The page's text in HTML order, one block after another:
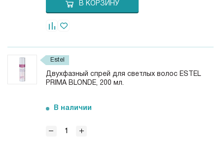
В КОРЗИНУ
Estel
Двухфазный спрей для светлых волос ESTEL
PRIMA BLONDE, 200 мл.
В наличии